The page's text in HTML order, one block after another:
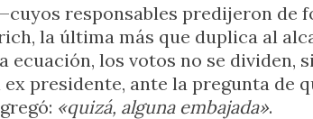
responsables predijeron de
la última más que duplica al
los votos no se dividen,
presidente, ante la pregunta de
«quizá, alguna embajada».